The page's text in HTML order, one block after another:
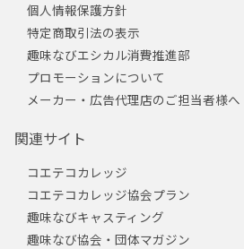
個人情報保護方針
特定商取引法の表示
趣味なびエシカル消費推進部
プロモーションについて
メーカー・広告代理店のご担当者様へ
関連サイト
コエテコカレッジ
コエテコカレッジ協会プラン
趣味なびキャスティング
趣味なび協会・団体マガジン